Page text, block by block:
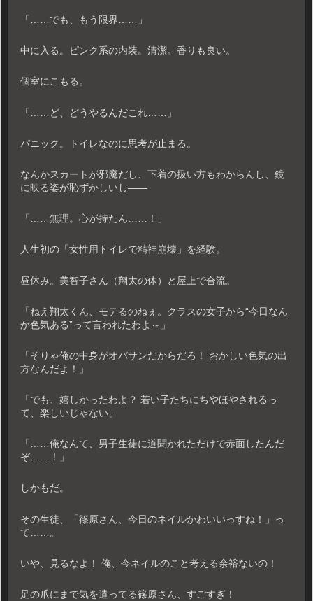
「……でも、もう限界……」
中に入る。ピンク系の内装。清潔。香りも良い。
個室にこもる。
「……ど、どうやるんだこれ……」
パニック。トイレなのに思考が止まる。
なんかスカートが邪魔だし、下着の扱い方もわからんし、鏡
に映る姿が恥ずかしいし――
「……無理。心が持たん……！」
人生初の「女性用トイレで精神崩壊」を経験。
昼休み。美智子さん（翔太の体）と屋上で合流。
「ねえ翔太くん、モテるのねぇ。クラスの女子から“今日なん
か色気ある”って言われたわよ～」
「そりゃ俺の中身がオバサンだからだろ！ おかしい色気の出
方なんだよ！」
「でも、嬉しかったわよ？ 若い子たちにちやほやされるっ
て、楽しいじゃない」
「……俺なんて、男子生徒に道聞かれただけで赤面したんだ
ぞ……！」
しかもだ。
その生徒、「篠原さん、今日のネイルかわいいっすね！」っ
て……。
いや、見るなよ！ 俺、今ネイルのこと考える余裕ないの！
足の爪にまで気を遣ってる篠原さん、すごすぎ！